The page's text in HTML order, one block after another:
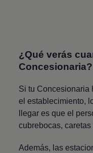
¿Qué verás
Concesionaria?
Si tu Concesionaria
el establecimiento,
llegar es que el
cubrebocas,
Además, las